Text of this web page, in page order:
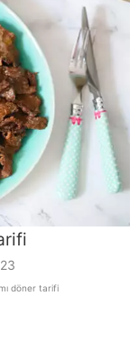
döner tarifi